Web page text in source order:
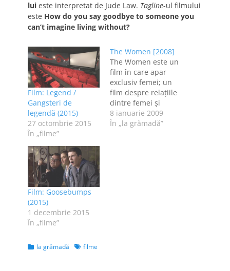
lui este interpretat de Jude Law. Tagline-ul filmului
este How do you say goodbye to someone you
can’t imagine living without?
Film: Legend /
Gangsteri de
legendă (2015)
27 octombrie 2015
În „filme”
The Women [2008]
The Women este un
film în care apar
exclusiv femei; un
film despre relaţiile
dintre femei şi
bărbaţi, dintre
părinţi şi copii,
8 ianuarie 2009
În „la grămadă”
Film: Goosebumps
(2015)
1 decembrie 2015
În „filme”
Categories
la grămadă Tagsfilme